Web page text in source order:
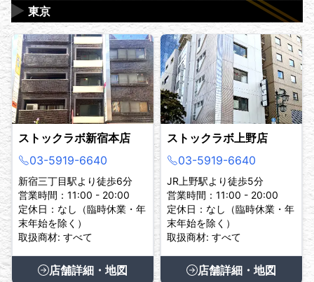
東京
▶
ストックラボ新宿本店
03-5919-6640
新宿三丁目駅より徒歩6分
営業時間：11:00 - 20:00
定休日：なし（臨時休業・年
末年始を除く）
取扱商材: すべて
店舗詳細・地図
ストックラボ上野店
03-5919-6640
JR上野駅より徒歩5分
営業時間：11:00 - 20:00
定休日：なし（臨時休業・年
末年始を除く）
取扱商材: すべて
店舗詳細・地図